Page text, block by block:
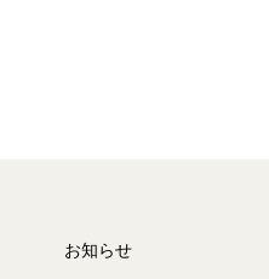
お知らせ